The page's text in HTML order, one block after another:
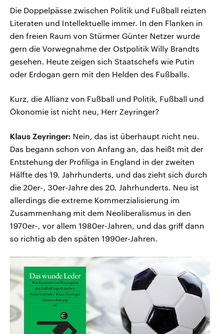
Die Doppelpässe zwischen Politik und Fußball reizten
Literaten und Intellektuelle immer. In den Flanken in
den freien Raum von Stürmer Günter Netzer wurde
gern die Vorwegnahme der Ostpolitik Willy Brandts
gesehen. Heute zeigen sich Staatschefs wie Putin
oder Erdogan gern mit den Helden des Fußballs.
Kurz, die Allianz von Fußball und Politik, Fußball und
Ökonomie ist nicht neu, Herr Zeyringer?
Klaus Zeyringer: Nein, das ist überhaupt nicht neu.
Das begann schon von Anfang an, das heißt mit der
Entstehung der Profiliga in England in der zweiten
Hälfte des 19. Jahrhunderts, und das zieht sich durch
die 20er-, 30er-Jahre des 20. Jahrhunderts. Neu ist
allerdings die extreme Kommerzialisierung im
Zusammenhang mit dem Neoliberalismus in den
1970er-, vor allem 1980er-Jahren, und das griff dann
so richtig ab den späten 1990er-Jahren.